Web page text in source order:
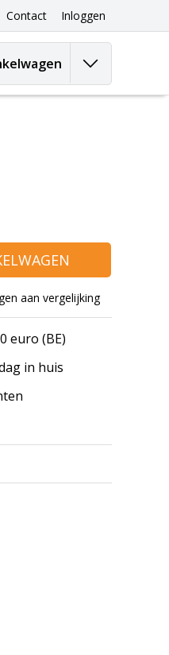
Contact Inloggen
aan vergelijking
euro (BE)
in huis